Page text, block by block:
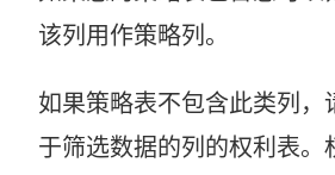
该列用作策略列。
如果策略表不包含此类列，
于筛选数据的列的权利表。